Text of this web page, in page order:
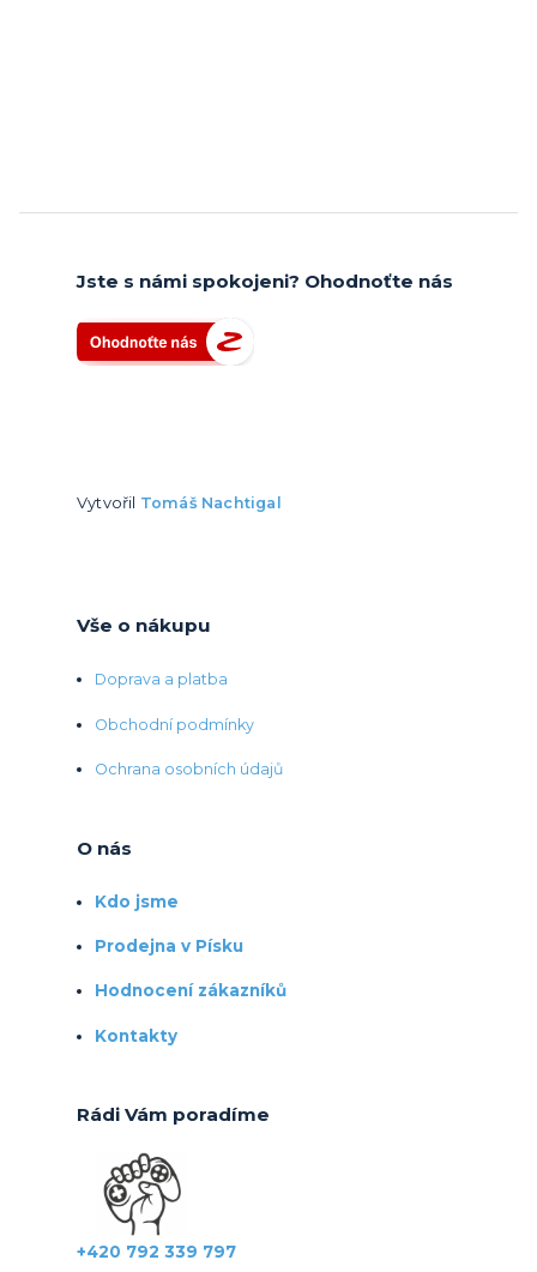
Jste s námi spokojeni? Ohodnoťte nás
Vytvořil Tomáš Nachtigal
Vše o nákupu
Doprava a platba
Obchodní podmínky
Ochrana osobních údajů
O nás
Kdo jsme
Prodejna v Písku
Hodnocení zákazníků
Kontakty
Rádi Vám poradíme
+420 792 339 797